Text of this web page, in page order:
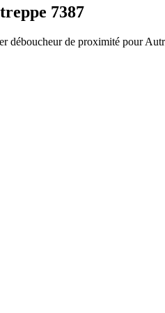
7387
déboucheur de proximité pour